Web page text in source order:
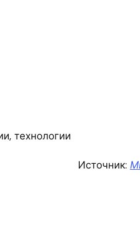
технологии
Источник: